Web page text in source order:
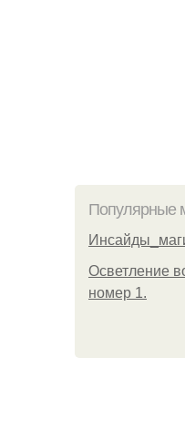
Популярные
Осветление
номер 1.